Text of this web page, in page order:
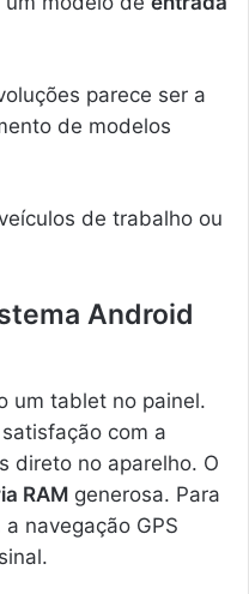
parece ser a
de modelos
de trabalho ou
Android
um tablet no painel.
com a
direto no aparelho. O
RAM generosa. Para
navegação GPS